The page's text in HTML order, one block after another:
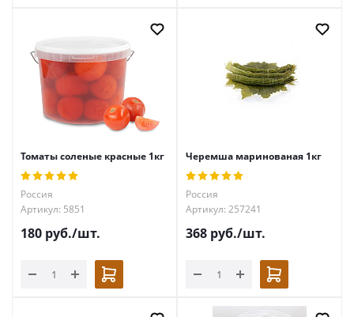
Томаты соленые красные 1кг
Россия
Артикул: 5851
180 руб./шт.
Черемша маринованая 1кг
Россия
Артикул: 257241
368 руб./шт.